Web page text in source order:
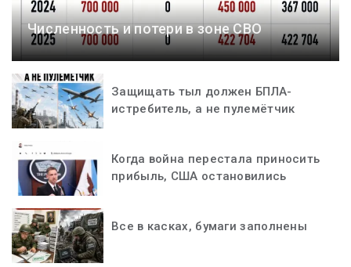
Численность и потери в зоне СВО
Защищать тыл должен БПЛА-
истребитель, а не пулемётчик
Когда война перестала приносить
прибыль, США остановились
Все в касках, бумаги заполнены